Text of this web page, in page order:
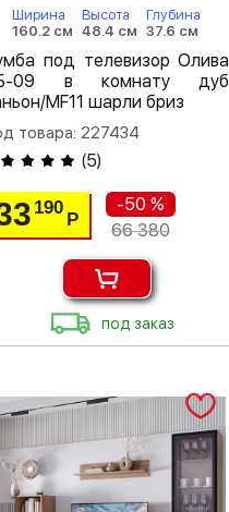
Ширина
160.2 см
Высота
48.4 см
Глубина
37.6 см
под телевизор Олива
09 в комнату дуб
MF11 шарли бриз
товара: 227434
(5)
190
Р
-50 %
66 380
под заказ